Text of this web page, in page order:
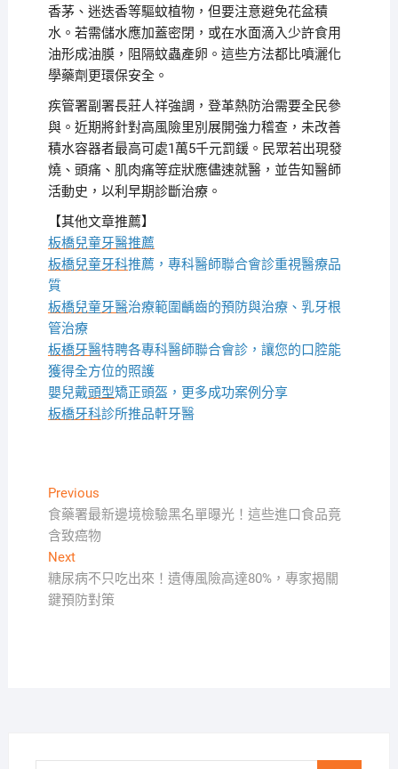
香茅、迷迭香等驅蚊植物，但要注意避免花盆積
水。若需儲水應加蓋密閉，或在水面滴入少許食用
油形成油膜，阻隔蚊蟲產卵。這些方法都比噴灑化
學藥劑更環保安全。
疾管署副署長莊人祥強調，登革熱防治需要全民參
與。近期將針對高風險里別展開強力稽查，未改善
積水容器者最高可處1萬5千元罰鍰。民眾若出現發
燒、頭痛、肌肉痛等症狀應儘速就醫，並告知醫師
活動史，以利早期診斷治療。
【其他文章推薦】
板橋兒童牙醫推薦
板橋兒童牙科推薦，專科醫師聯合會診重視醫療品
質
板橋兒童牙醫治療範圍齲齒的預防與治療、乳牙根
管治療
板橋牙醫特聘各專科醫師聯合會診，讓您的口腔能
獲得全方位的照護
嬰兒戴頭型矯正頭盔，更多成功案例分享
板橋牙科診所推品軒牙醫
文
章
導
覽
PreviousPrevious
post:
食藥署最新邊境檢驗黑名單曝光！這些進口食品竟
含致癌物
NextNext
post:
糖尿病不只吃出來！遺傳風險高達80%，專家揭關
鍵預防對策